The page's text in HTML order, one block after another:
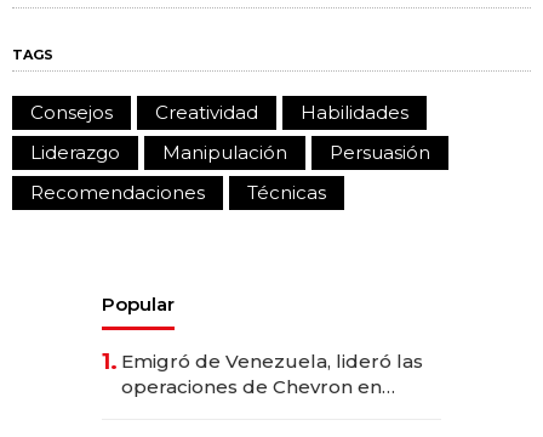
TAGS
Consejos Creatividad
Habilidades
Liderazgo
Manipulación
Persuasión
Recomendaciones
Técnicas
Popular
1. Emigró de Venezuela, lideró las
operaciones de Chevron en